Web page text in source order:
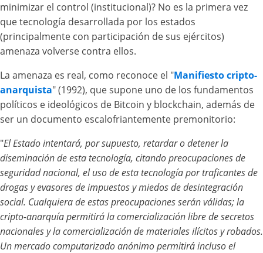
minimizar el control (institucional)? No es la primera vez
que tecnología desarrollada por los estados
(principalmente con participación de sus ejércitos)
amenaza volverse contra ellos.
La amenaza es real, como reconoce el "Manifiesto cripto-
anarquista" (1992), que supone uno de los fundamentos
políticos e ideológicos de Bitcoin y blockchain, además de
ser un documento escalofriantemente premonitorio:
"El Estado intentará, por supuesto, retardar o detener la
diseminación de esta tecnología, citando preocupaciones de
seguridad nacional, el uso de esta tecnología por traficantes de
drogas y evasores de impuestos y miedos de desintegración
social. Cualquiera de estas preocupaciones serán válidas; la
cripto-anarquía permitirá la comercialización libre de secretos
nacionales y la comercialización de materiales ilícitos y robados.
Un mercado computarizado anónimo permitirá incluso el